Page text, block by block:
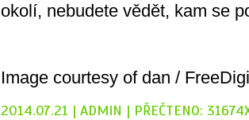
okolí, nebudete vědět, kam se
Image courtesy of dan /
2014.07.21 | ADMIN | PŘEČTENO: